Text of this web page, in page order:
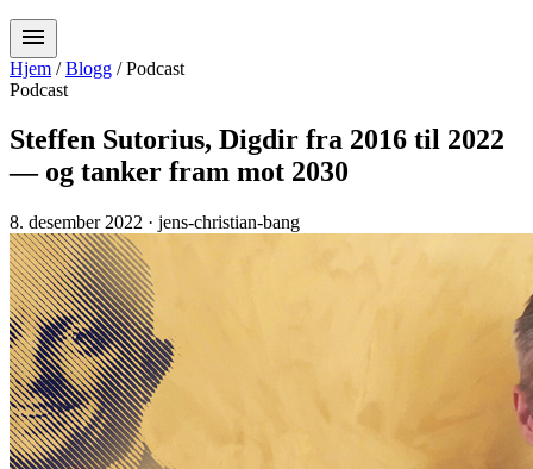
menu
Hjem / Blogg / Podcast
Podcast
Steffen Sutorius, Digdir fra 2016 til 2022
— og tanker fram mot 2030
8. desember 2022 · jens-christian-bang